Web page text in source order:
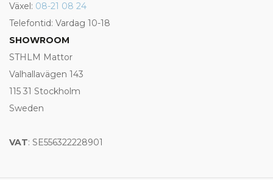
Växel: 08-21 08 24
Telefontid: Vardag 10-18
SHOWROOM
STHLM Mattor
Valhallavägen 143
115 31 Stockholm
Sweden
VAT: SE556322228901